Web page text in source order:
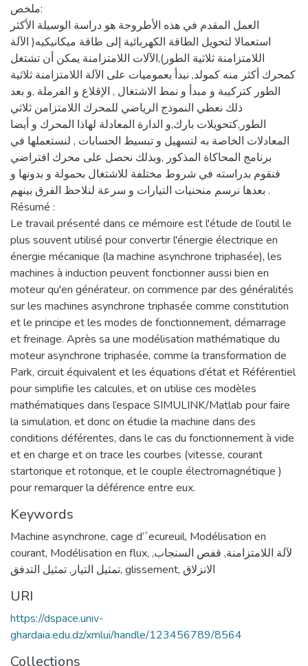
ملخص:
العمل المقدم في هذه الأطروحة هو دراسة الوسيلة الأكثر
استعمالا لتحويل الطاقة الكهربائية إلى طاقة ميكانيكيه( الآلة
اللامتزامنة ثلاثية الطور),الآلات اللامتزامنة يمكن أن تشتغل
كمحرك أكثر منه كمولد, نبدأ بعموميات على الآلة اللامتزامنة ثلاثية
الطور كتركيبة و مبدأ و نمط الاشتغال , الإقلاع و الفرملة ,و بعد
ذلك نعطي النموذج الرياضي للمحرك اللامتزامن ثلاثي
الطور,كتحويلات بارك,و الدارة المعادلة لهاذا المحرك و أيضا
المعادلات الخاصة به لتسهيل و تبسيط الحسابات , لنستعملها في
برنامج المحاكاة المذكور ,وبذلك نحصل على محرك افتراضي
فنقوم بدراسته في شروط مختلفة للاشتغال بحمولة و بدونها و
بعدها نرسم منحنيات التيارات و سرعة لنلاحظ الفرق بينهم .
Résumé :
Le travail présenté dans ce mémoire est l'étude de l’outil le
plus souvent utilisé pour convertir l'énergie électrique en
énergie mécanique (la machine asynchrone triphasée), les
machines à induction peuvent fonctionner aussi bien en
moteur qu'en générateur, on commence par des généralités
sur les machines asynchrone triphasée comme constitution
et le principe et les modes de fonctionnement, démarrage
et freinage. Après sa une modélisation mathématique du
moteur asynchrone triphasée, comme la transformation de
Park, circuit équivalent et les équations d’état et Référentiel
pour simplifie les calcules, et on utilise ces modèles
mathématiques dans l’espace SIMULINK/Matlab pour faire
la simulation, et donc on étudie la machine dans des
conditions déférentes, dans le cas du fonctionnement à vide
et en charge et on trace les courbes (vitesse, courant
startorique et rotorique, et le couple électromagnétique )
pour remarquer la déférence entre eux.
Keywords
Machine asynchrone, cage d’´ecureuil, Modélisation en
courant, Modélisation en flux, لآلة اللامتزامنة, قفص السنجاب,
تمثيل التيار ,تمثيل التدفق , glissement, الانزلاق
URI
https://dspace.univ-
ghardaia.edu.dz/xmlui/handle/123456789/8564
Collections